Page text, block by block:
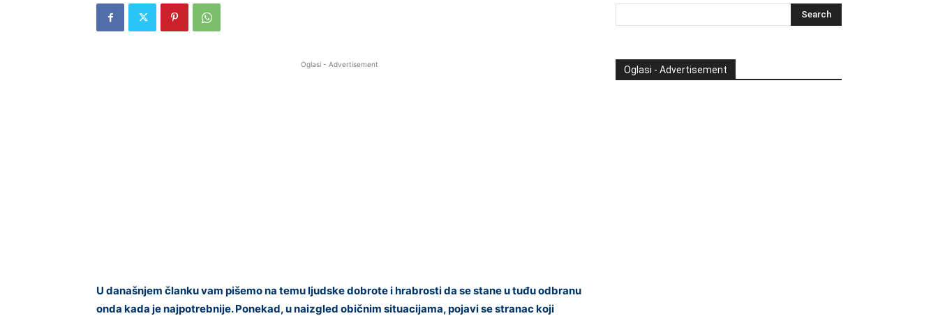
Oglasi - Advertisement
U današnjem članku vam pišemo na temu ljudske dobrote i hrabrosti da se stane u tuđu odbranu
onda kada je najpotrebnije. Ponekad, u naizgled običnim situacijama, pojavi se stranac koji
Oglasi - Advertisement